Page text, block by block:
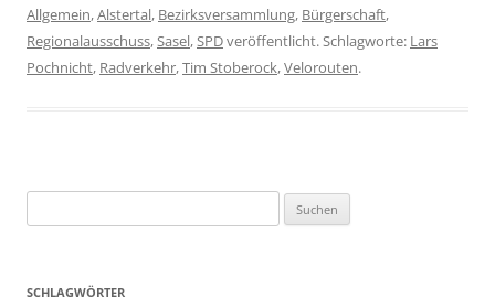
Allgemein,Alstertal, Bezirksversammlung, Bürgerschaft,
Regionalausschuss,Sasel,SPDveröffentlicht. Schlagworte: Lars
Pochnicht, Radverkehr,Tim Stoberock,Velorouten.
nach:
SCHLAGWÖRTER